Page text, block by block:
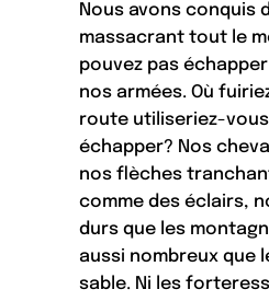
Nous avons conquis
massacrant tout le
pouvez pas
nos armées. Où
route utiliseriez-
échapper? Nos
nos flèches
comme des éclairs,
durs que les
aussi nombreux que
sable. Ni les